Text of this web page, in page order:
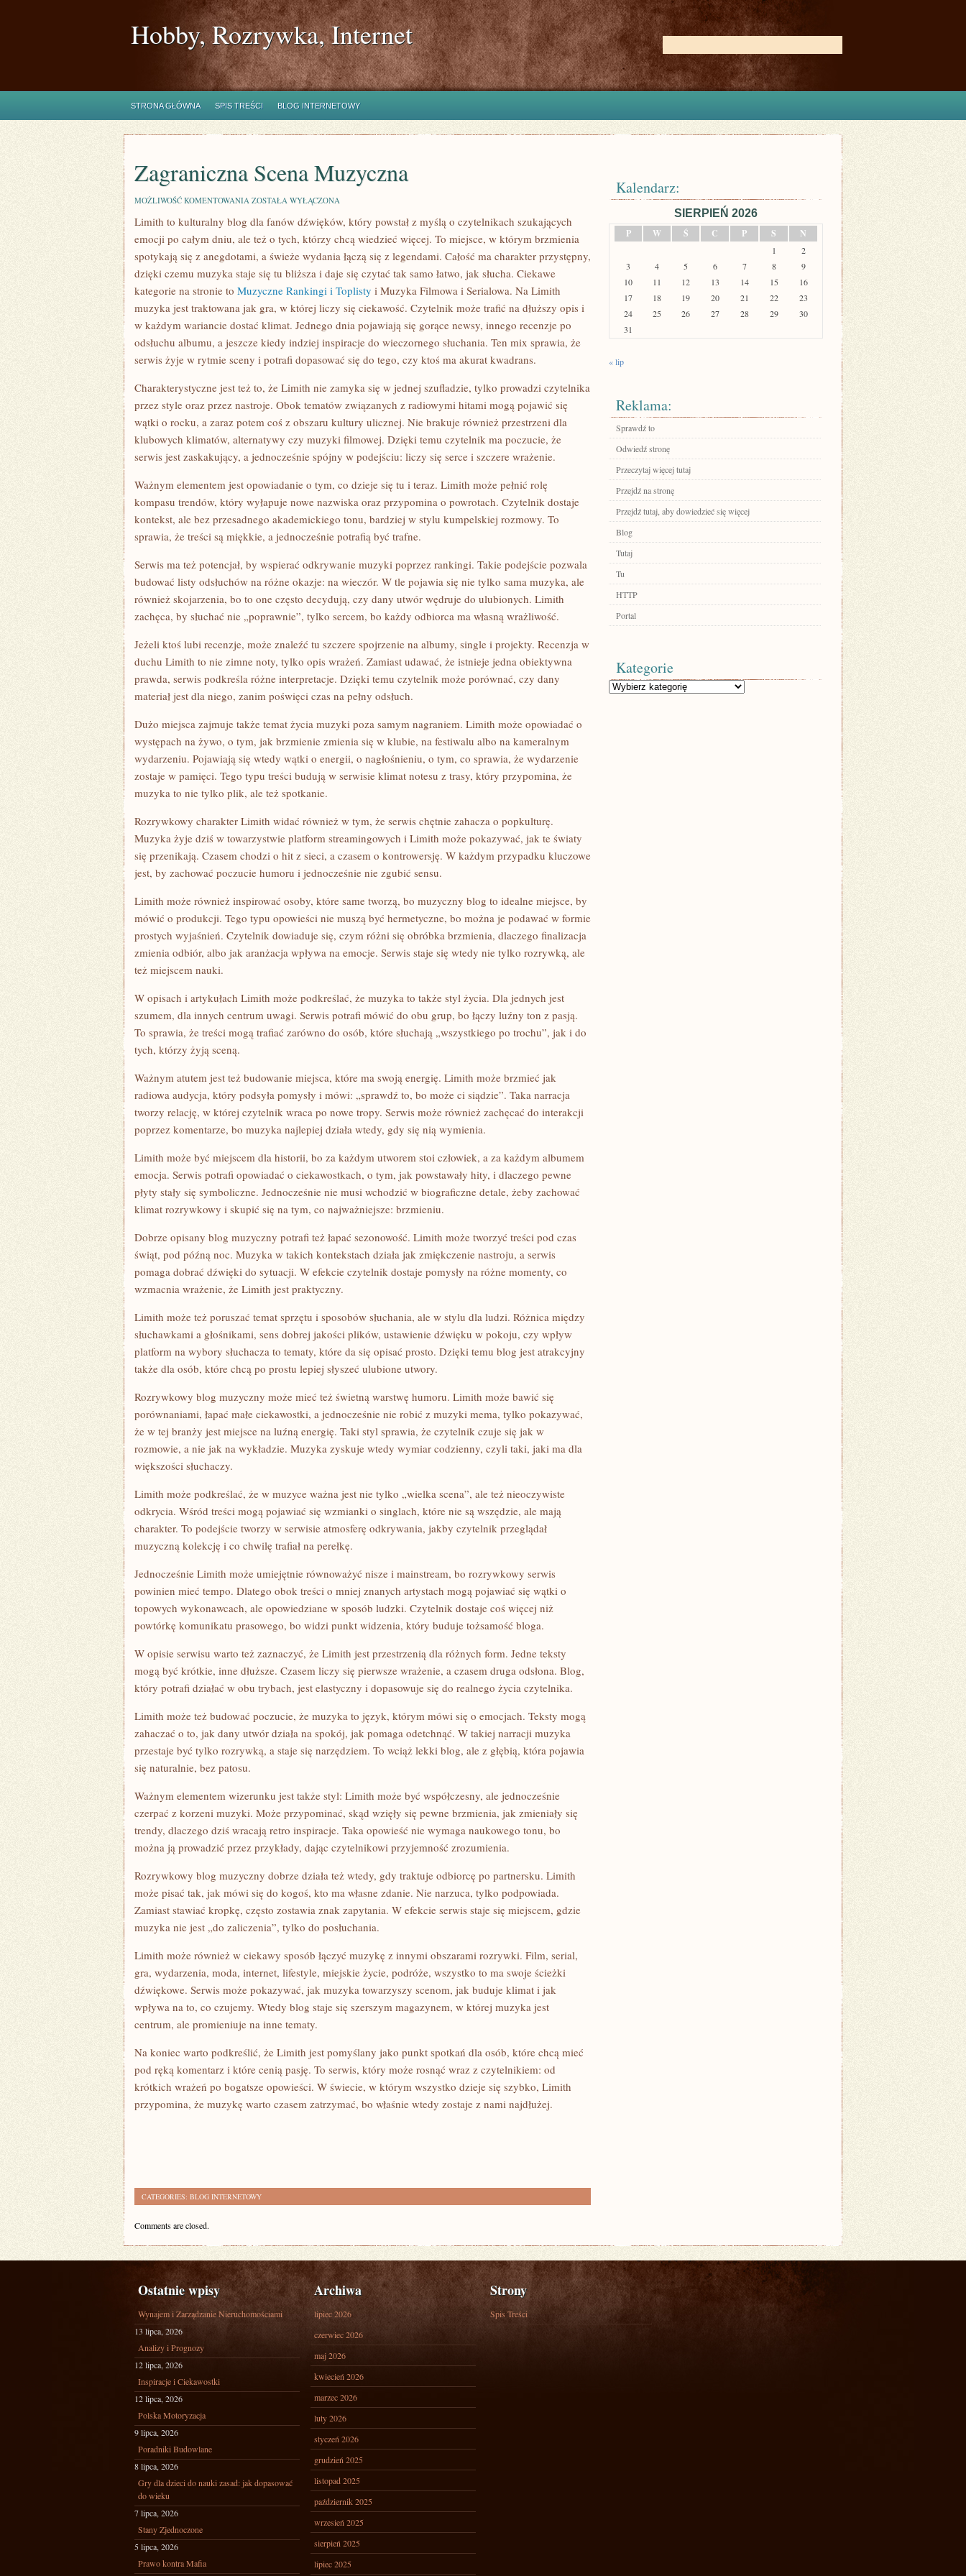
Hobby, Rozrywka, Internet
STRONA GŁÓWNA SPIS TREŚCI BLOG INTERNETOWY
Zagraniczna Scena Muzyczna
MOŻLIWOŚĆ KOMENTOWANIA ZAGRANICZNA
MUZYCZNA
ZOSTAŁA WYŁĄCZONA
Limith to kulturalny blog dla fanów dźwięków, który powstał z myślą o czytelnikach szukających
emocji po całym dniu, ale też o tych, którzy chcą wiedzieć więcej. To miejsce, w którym brzmienia
spotykają się z anegdotami, a świeże wydania łączą się z legendami. Całość ma charakter przystępny,
dzięki czemu muzyka staje się tu bliższa i daje się czytać tak samo łatwo, jak słucha. Ciekawe
kategorie na stronie to Muzyczne Rankingi i Toplisty i Muzyka Filmowa i Serialowa. Na Limith
muzyka jest traktowana jak gra, w której liczy się ciekawość. Czytelnik może trafić na dłuższy opis i
w każdym wariancie dostać klimat. Jednego dnia pojawiają się gorące newsy, innego recenzje po
odsłuchu albumu, a jeszcze kiedy indziej inspiracje do wieczornego słuchania. Ten mix sprawia, że
serwis żyje w rytmie sceny i potrafi dopasować się do tego, czy ktoś ma akurat kwadrans.
Charakterystyczne jest też to, że Limith nie zamyka się w jednej szufladzie, tylko prowadzi czytelnika
przez style oraz przez nastroje. Obok tematów związanych z radiowymi hitami mogą pojawić się
wątki o rocku, a zaraz potem coś z obszaru kultury ulicznej. Nie brakuje również przestrzeni dla
klubowych klimatów, alternatywy czy muzyki filmowej. Dzięki temu czytelnik ma poczucie, że
serwis jest zaskakujący, a jednocześnie spójny w podejściu: liczy się serce i szczere wrażenie.
Ważnym elementem jest opowiadanie o tym, co dzieje się tu i teraz. Limith może pełnić rolę
kompasu trendów, który wyłapuje nowe nazwiska oraz przypomina o powrotach. Czytelnik dostaje
kontekst, ale bez przesadnego akademickiego tonu, bardziej w stylu kumpelskiej rozmowy. To
sprawia, że treści są miękkie, a jednocześnie potrafią być trafne.
Serwis ma też potencjał, by wspierać odkrywanie muzyki poprzez rankingi. Takie podejście pozwala
budować listy odsłuchów na różne okazje: na wieczór. W tle pojawia się nie tylko sama muzyka, ale
również skojarzenia, bo to one często decydują, czy dany utwór wędruje do ulubionych. Limith
zachęca, by słuchać nie „poprawnie”, tylko sercem, bo każdy odbiorca ma własną wrażliwość.
Jeżeli ktoś lubi recenzje, może znaleźć tu szczere spojrzenie na albumy, single i projekty. Recenzja w
duchu Limith to nie zimne noty, tylko opis wrażeń. Zamiast udawać, że istnieje jedna obiektywna
prawda, serwis podkreśla różne interpretacje. Dzięki temu czytelnik może porównać, czy dany
materiał jest dla niego, zanim poświęci czas na pełny odsłuch.
Dużo miejsca zajmuje także temat życia muzyki poza samym nagraniem. Limith może opowiadać o
występach na żywo, o tym, jak brzmienie zmienia się w klubie, na festiwalu albo na kameralnym
wydarzeniu. Pojawiają się wtedy wątki o energii, o nagłośnieniu, o tym, co sprawia, że wydarzenie
zostaje w pamięci. Tego typu treści budują w serwisie klimat notesu z trasy, który przypomina, że
muzyka to nie tylko plik, ale też spotkanie.
Rozrywkowy charakter Limith widać również w tym, że serwis chętnie zahacza o popkulturę.
Muzyka żyje dziś w towarzystwie platform streamingowych i Limith może pokazywać, jak te światy
się przenikają. Czasem chodzi o hit z sieci, a czasem o kontrowersję. W każdym przypadku kluczowe
jest, by zachować poczucie humoru i jednocześnie nie zgubić sensu.
Limith może również inspirować osoby, które same tworzą, bo muzyczny blog to idealne miejsce, by
mówić o produkcji. Tego typu opowieści nie muszą być hermetyczne, bo można je podawać w formie
prostych wyjaśnień. Czytelnik dowiaduje się, czym różni się obróbka brzmienia, dlaczego finalizacja
zmienia odbiór, albo jak aranżacja wpływa na emocje. Serwis staje się wtedy nie tylko rozrywką, ale
też miejscem nauki.
W opisach i artykułach Limith może podkreślać, że muzyka to także styl życia. Dla jednych jest
szumem, dla innych centrum uwagi. Serwis potrafi mówić do obu grup, bo łączy luźny ton z pasją.
To sprawia, że treści mogą trafiać zarówno do osób, które słuchają „wszystkiego po trochu”, jak i do
tych, którzy żyją sceną.
Ważnym atutem jest też budowanie miejsca, które ma swoją energię. Limith może brzmieć jak
radiowa audycja, który podsyła pomysły i mówi: „sprawdź to, bo może ci siądzie”. Taka narracja
tworzy relację, w której czytelnik wraca po nowe tropy. Serwis może również zachęcać do interakcji
poprzez komentarze, bo muzyka najlepiej działa wtedy, gdy się nią wymienia.
Limith może być miejscem dla historii, bo za każdym utworem stoi człowiek, a za każdym albumem
emocja. Serwis potrafi opowiadać o ciekawostkach, o tym, jak powstawały hity, i dlaczego pewne
płyty stały się symboliczne. Jednocześnie nie musi wchodzić w biograficzne detale, żeby zachować
klimat rozrywkowy i skupić się na tym, co najważniejsze: brzmieniu.
Dobrze opisany blog muzyczny potrafi też łapać sezonowość. Limith może tworzyć treści pod czas
świąt, pod późną noc. Muzyka w takich kontekstach działa jak zmiękczenie nastroju, a serwis
pomaga dobrać dźwięki do sytuacji. W efekcie czytelnik dostaje pomysły na różne momenty, co
wzmacnia wrażenie, że Limith jest praktyczny.
Limith może też poruszać temat sprzętu i sposobów słuchania, ale w stylu dla ludzi. Różnica między
słuchawkami a głośnikami, sens dobrej jakości plików, ustawienie dźwięku w pokoju, czy wpływ
platform na wybory słuchacza to tematy, które da się opisać prosto. Dzięki temu blog jest atrakcyjny
także dla osób, które chcą po prostu lepiej słyszeć ulubione utwory.
Rozrywkowy blog muzyczny może mieć też świetną warstwę humoru. Limith może bawić się
porównaniami, łapać małe ciekawostki, a jednocześnie nie robić z muzyki mema, tylko pokazywać,
że w tej branży jest miejsce na luźną energię. Taki styl sprawia, że czytelnik czuje się jak w
rozmowie, a nie jak na wykładzie. Muzyka zyskuje wtedy wymiar codzienny, czyli taki, jaki ma dla
większości słuchaczy.
Limith może podkreślać, że w muzyce ważna jest nie tylko „wielka scena”, ale też nieoczywiste
odkrycia. Wśród treści mogą pojawiać się wzmianki o singlach, które nie są wszędzie, ale mają
charakter. To podejście tworzy w serwisie atmosferę odkrywania, jakby czytelnik przeglądał
muzyczną kolekcję i co chwilę trafiał na perełkę.
Jednocześnie Limith może umiejętnie równoważyć nisze i mainstream, bo rozrywkowy serwis
powinien mieć tempo. Dlatego obok treści o mniej znanych artystach mogą pojawiać się wątki o
topowych wykonawcach, ale opowiedziane w sposób ludzki. Czytelnik dostaje coś więcej niż
powtórkę komunikatu prasowego, bo widzi punkt widzenia, który buduje tożsamość bloga.
W opisie serwisu warto też zaznaczyć, że Limith jest przestrzenią dla różnych form. Jedne teksty
mogą być krótkie, inne dłuższe. Czasem liczy się pierwsze wrażenie, a czasem druga odsłona. Blog,
który potrafi działać w obu trybach, jest elastyczny i dopasowuje się do realnego życia czytelnika.
Limith może też budować poczucie, że muzyka to język, którym mówi się o emocjach. Teksty mogą
zahaczać o to, jak dany utwór działa na spokój, jak pomaga odetchnąć. W takiej narracji muzyka
przestaje być tylko rozrywką, a staje się narzędziem. To wciąż lekki blog, ale z głębią, która pojawia
się naturalnie, bez patosu.
Ważnym elementem wizerunku jest także styl: Limith może być współczesny, ale jednocześnie
czerpać z korzeni muzyki. Może przypominać, skąd wzięły się pewne brzmienia, jak zmieniały się
trendy, dlaczego dziś wracają retro inspiracje. Taka opowieść nie wymaga naukowego tonu, bo
można ją prowadzić przez przykłady, dając czytelnikowi przyjemność zrozumienia.
Rozrywkowy blog muzyczny dobrze działa też wtedy, gdy traktuje odbiorcę po partnersku. Limith
może pisać tak, jak mówi się do kogoś, kto ma własne zdanie. Nie narzuca, tylko podpowiada.
Zamiast stawiać kropkę, często zostawia znak zapytania. W efekcie serwis staje się miejscem, gdzie
muzyka nie jest „do zaliczenia”, tylko do posłuchania.
Limith może również w ciekawy sposób łączyć muzykę z innymi obszarami rozrywki. Film, serial,
gra, wydarzenia, moda, internet, lifestyle, miejskie życie, podróże, wszystko to ma swoje ścieżki
dźwiękowe. Serwis może pokazywać, jak muzyka towarzyszy scenom, jak buduje klimat i jak
wpływa na to, co czujemy. Wtedy blog staje się szerszym magazynem, w której muzyka jest
centrum, ale promieniuje na inne tematy.
Na koniec warto podkreślić, że Limith jest pomyślany jako punkt spotkań dla osób, które chcą mieć
pod ręką komentarz i które cenią pasję. To serwis, który może rosnąć wraz z czytelnikiem: od
krótkich wrażeń po bogatsze opowieści. W świecie, w którym wszystko dzieje się szybko, Limith
przypomina, że muzykę warto czasem zatrzymać, bo właśnie wtedy zostaje z nami najdłużej.
CATEGORIES: BLOG INTERNETOWY
Comments are closed.
Kalendarz:
SIERPIEŃ 2026
P
W Ś C P S N
1
2
3
4 5 6 7 8
9
10
11 12 13 14 15
16
17
18 19 20 21 22
23
24
25 26 27 28 29
30
31
« lip
Reklama:
Sprawdź to
Odwiedź stronę
Przeczytaj więcej tutaj
Przejdź na stronę
Przejdź tutaj, aby dowiedzieć się więcej
Blog
Tutaj
Tu
HTTP
Portal
Kategorie
Kategorie
Ostatnie wpisy
Wynajem i Zarządzanie Nieruchomościami
13 lipca, 2026
Analizy i Prognozy
12 lipca, 2026
Inspiracje i Ciekawostki
12 lipca, 2026
Polska Motoryzacja
9 lipca, 2026
Poradniki Budowlane
8 lipca, 2026
Gry dla dzieci do nauki zasad: jak dopasować
do wieku
7 lipca, 2026
Stany Zjednoczone
5 lipca, 2026
Prawo kontra Mafia
Archiwa
lipiec 2026
czerwiec 2026
maj 2026
kwiecień 2026
marzec 2026
luty 2026
styczeń 2026
grudzień 2025
listopad 2025
październik 2025
wrzesień 2025
sierpień 2025
lipiec 2025
Strony
Spis Treści